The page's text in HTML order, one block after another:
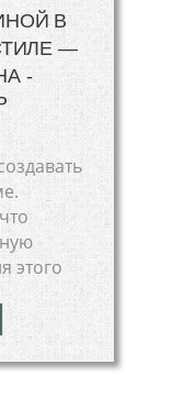
В
—
-
этого